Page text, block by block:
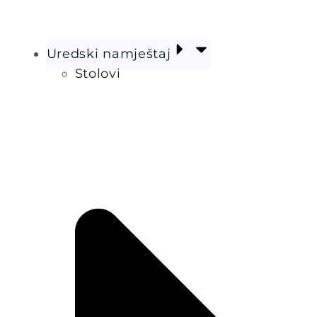
Uredski namještaj
Stolovi